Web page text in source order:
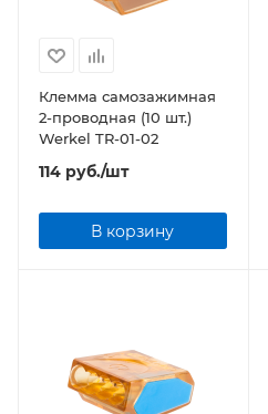
Клемма самозажимная
2-проводная (10 шт.)
Werkel TR-01-02
114 руб./шт
В корзину